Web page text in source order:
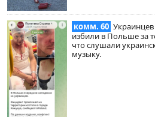
комм. 60 Украинцев
избили в Польше за
что слушали
музыку.